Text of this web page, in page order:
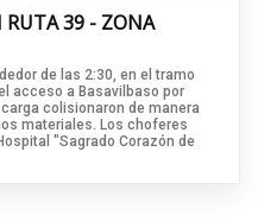
RUTA 39 - ZONA
de las 2:30, en el tramo
acceso a Basavilbaso por
colisionaron de manera
materiales. Los choferes
"Sagrado Corazón de